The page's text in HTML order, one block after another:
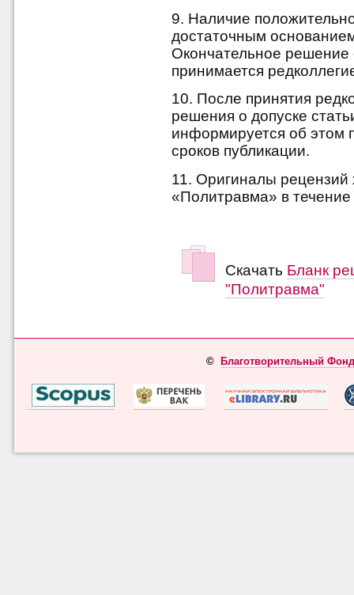
9. Наличие
достаточным
Окончательное решение
принимается
10. После принятия
решения о допуске
информируется об этом
сроков публикации.
11. Оригиналы рецензий
«Политравма» в течение
Скачать Бланк
"Политравма"
© Благотворительный